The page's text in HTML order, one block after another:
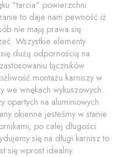
"tarcia" powierzchni
to daje nam pewność iż
nie mają prawa się
Wszystkie elementy
dużą odpornością na
łączników
montażu karniszy w
we wnękach wykuszowych.
opartych na aluminiowych
okienne jesteśmy w stanie
po całej długości
się na długi karnisz to
się wprost idealny.